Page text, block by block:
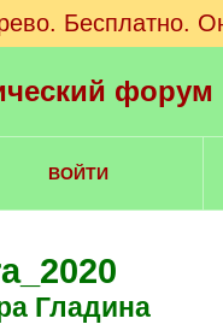
Бесплатно.
ВОЙТИ
Гладина